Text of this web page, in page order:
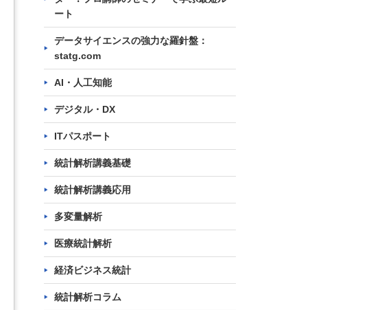
ート
データサイエンスの強力な羅針盤：
statg.com
AI・人工知能
デジタル・DX
ITパスポート
統計解析講義基礎
統計解析講義応用
多変量解析
医療統計解析
経済ビジネス統計
統計解析コラム